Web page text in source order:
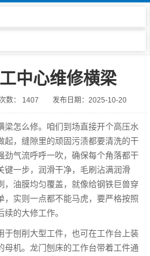
中心维修横梁
数： 1407 发布日期：2025-10-20
梁怎么修。咱们到场直接开个高压水
起，缝隙里的顽固污渍都要清洗的干
劲气流呼呼一吹，确保每个角落都干
键一步，润滑干净，毛刷沾满润滑
，油膜均匀覆盖，就像给钢铁巨兽穿
，实则一点都不能马虎，要严格按照
的大修工作。
于刨削大型工件，也可在工作台上装
母机。龙门刨床的工作台带着工件通